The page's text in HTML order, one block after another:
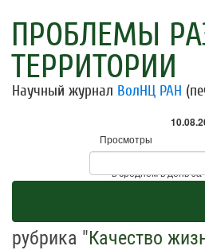
ПРОБЛЕМЫ
ТЕРРИТОРИИ
Научный журнал ВолНЦ РАН
Просмотры
Посетители
* - в среднем в день
рубрика "Качество